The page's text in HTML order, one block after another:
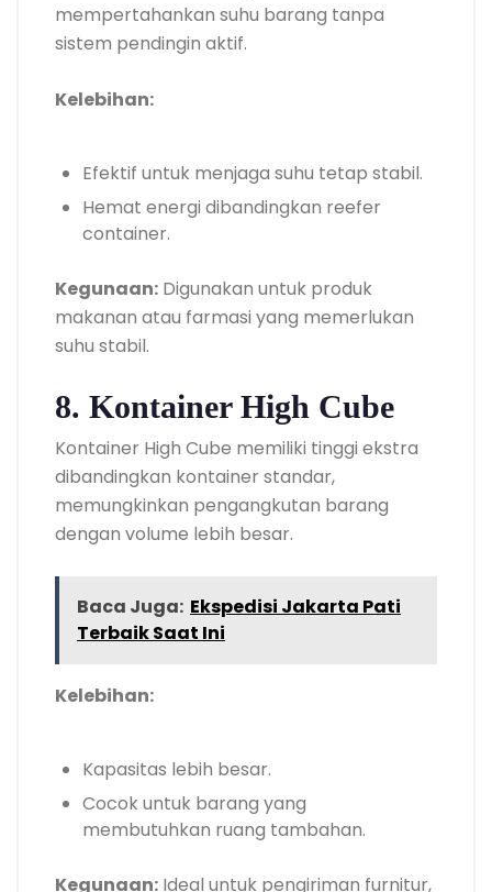
mempertahankan suhu barang tanpa
sistem pendingin aktif.
Kelebihan:
Efektif untuk menjaga suhu tetap stabil.
Hemat energi dibandingkan reefer
container.
Kegunaan: Digunakan untuk produk
makanan atau farmasi yang memerlukan
suhu stabil.
8. Kontainer High Cube
Kontainer High Cube memiliki tinggi ekstra
dibandingkan kontainer standar,
memungkinkan pengangkutan barang
dengan volume lebih besar.
Baca Juga: Ekspedisi Jakarta Pati
Terbaik Saat Ini
Kelebihan:
Kapasitas lebih besar.
Cocok untuk barang yang
membutuhkan ruang tambahan.
Kegunaan: Ideal untuk pengiriman furnitur,